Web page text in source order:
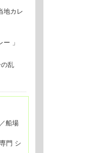
地カレ
」
乱
船場
門 シ